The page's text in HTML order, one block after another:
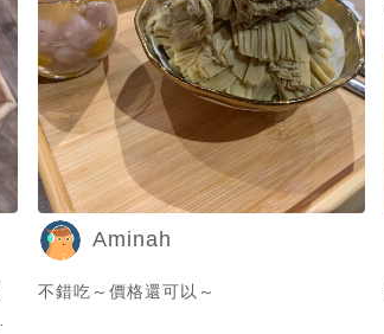
Aminah
不錯吃～價格還可以～